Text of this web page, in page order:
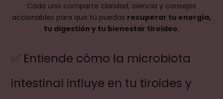
Cada uno comparte claridad, ciencia y consejos
accionables para que tú puedas recuperar tu energía,
tu digestión y tu bienestar tiroideo.
✅ Entiende cómo la microbiota
intestinal influye en tu tiroides y